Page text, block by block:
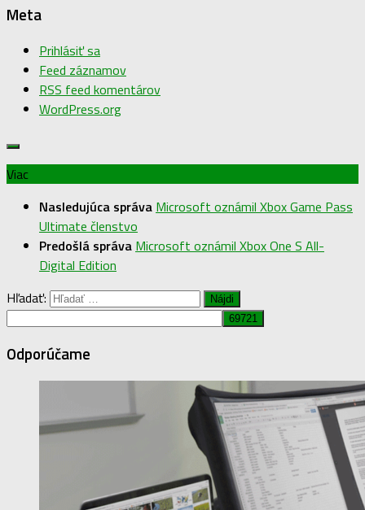
Meta
Prihlásiť sa
Feed záznamov
RSS feed komentárov
WordPress.org
Viac
Nasledujúca správa Microsoft oznámil Xbox Game Pass
Ultimate členstvo
Predošlá správa Microsoft oznámil Xbox One S All-
Digital Edition
Hľadať:
Odporúčame